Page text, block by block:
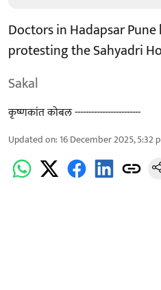
Doctors in Hadapsar
protesting the Sahyadri
Sakal
कृष्णकांत कोबल ------------------------
Updated on:16 December 2025, 5:32